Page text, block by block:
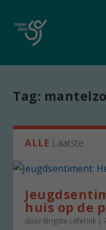
Tag:
ALLE Laatste
huis op de
door Brigitte Leferink |